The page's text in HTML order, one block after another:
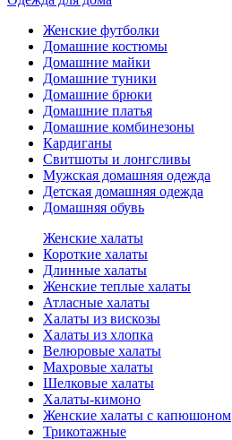
Женские футболки
Домашние костюмы
Домашние майки
Домашние туники
Домашние брюки
Домашние платья
Домашние комбинезоны
Кардиганы
Свитшоты и лонгсливы
Мужская домашняя одежда
Детская домашняя одежда
Домашняя обувь
Женские халаты
Короткие халаты
Длинные халаты
Женские теплые халаты
Атласные халаты
Халаты из вискозы
Халаты из хлопка
Велюровые халаты
Махровые халаты
Шелковые халаты
Халаты-кимоно
Женские халаты с капюшоном
Трикотажные